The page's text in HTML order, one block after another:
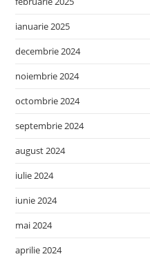
ianuarie 2025
decembrie 2024
noiembrie 2024
octombrie 2024
septembrie 2024
august 2024
iulie 2024
iunie 2024
mai 2024
aprilie 2024